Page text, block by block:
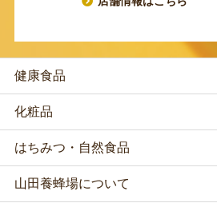
健康食品
化粧品
はちみつ・自然食品
山田養蜂場について